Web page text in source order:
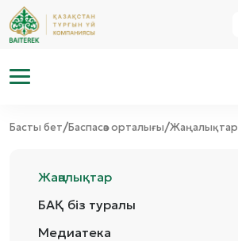
Басты бет/Баспасөз орталығы/Жаңалықтар
Жаңалықтар
БАҚ біз туралы
Медиатека